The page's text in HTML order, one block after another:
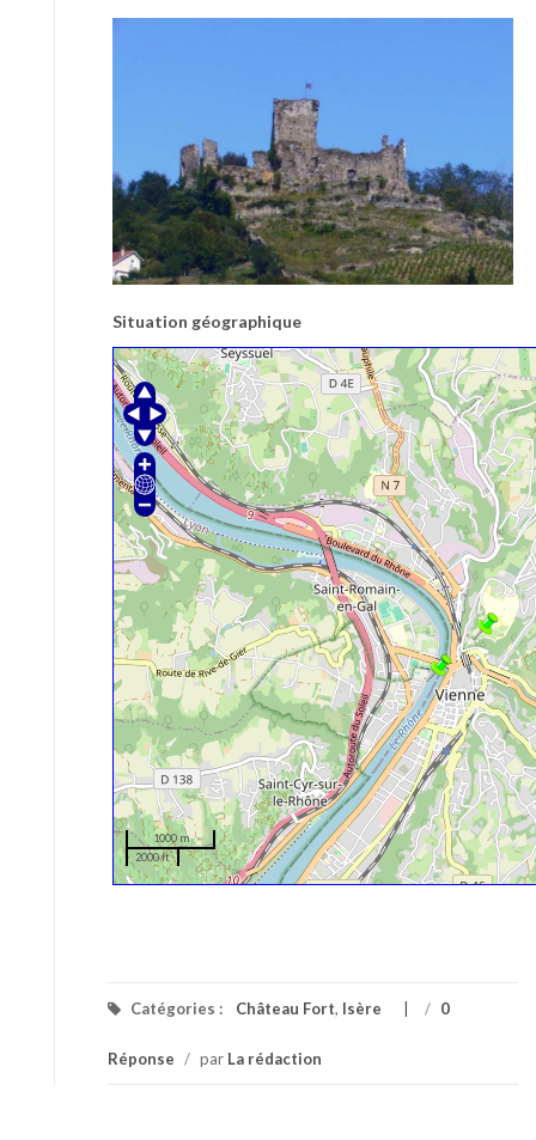
Situation géographique
1000 m
2000 ft
Catégories : Château Fort, Isère / 0
Réponse / par La rédaction